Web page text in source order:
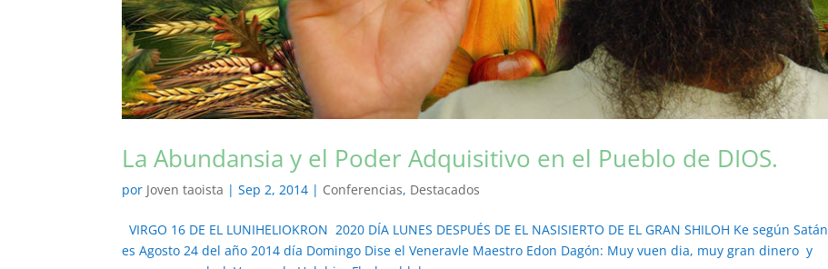
La Abundansia y el Poder Adquisitivo en el Pueblo de DIOS.
por Joven taoista |Sep 2, 2014 | Conferencias, Destacados
VIRGO 16 DE EL LUNIHELIOKRON 2020 DÍA LUNES DESPUÉS DE EL NASISIERTO DE EL GRAN SHILOH Ke según Satán
es Agosto 24 del año 2014 día Domingo Dise el Veneravle Maestro Edon Dagón: Muy vuen dia, muy gran dinero y